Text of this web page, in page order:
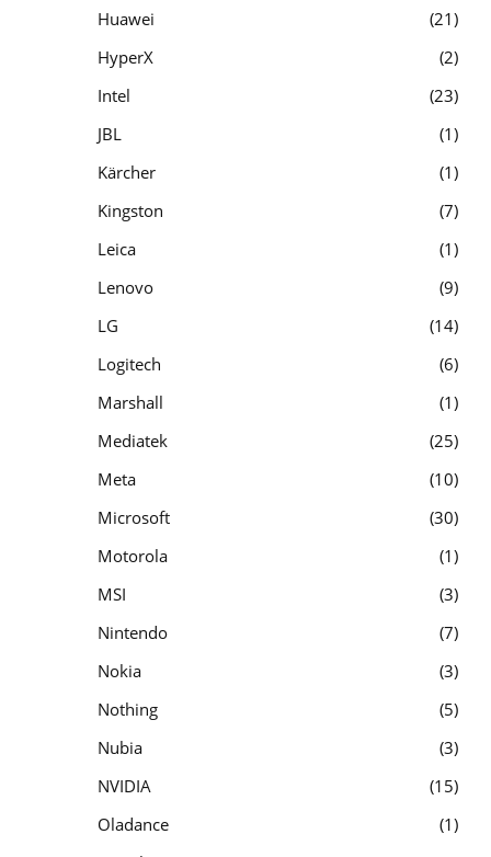
Huawei
21
HyperX
2
Intel
23
JBL
1
Kärcher
1
Kingston
7
Leica
1
Lenovo
9
LG
14
Logitech
6
Marshall
1
Mediatek
25
Meta
10
Microsoft
30
Motorola
1
MSI
3
Nintendo
7
Nokia
3
Nothing
5
Nubia
3
NVIDIA
15
Oladance
1